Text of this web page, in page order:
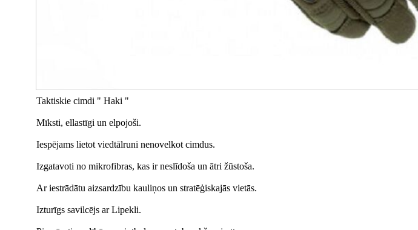
Taktiskie cimdi " Haki "
Mīksti, ellastīgi un elpojoši.
Iespējams lietot viedtālruni nenovelkot cimdus.
Izgatavoti no mikrofibras, kas ir neslīdoša un ātri žūstoša.
Ar iestrādātu aizsardzību kauliņos un stratēģiskajās vietās.
Izturīgs savilcējs ar Lipekli.